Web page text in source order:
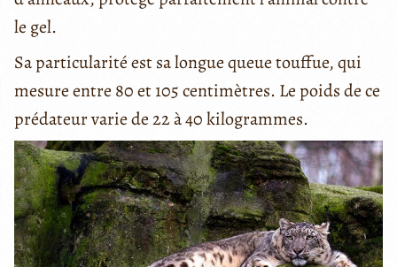
le gel.
Sa particularité est sa longue queue touffue, qui
mesure entre 80 et 105 centimètres. Le poids de ce
prédateur varie de 22 à 40 kilogrammes.